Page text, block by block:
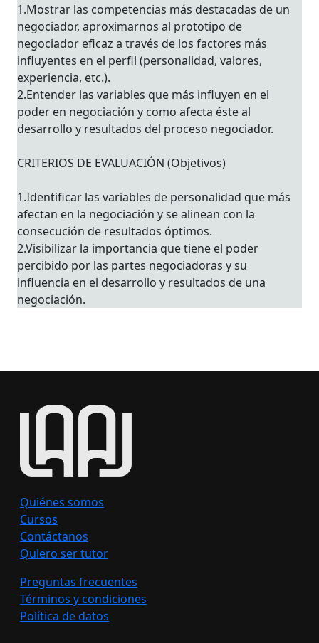
1.Mostrar las competencias más destacadas de un
negociador, aproximarnos al prototipo de
negociador eficaz a través de los factores más
influyentes en el perfil (personalidad, valores,
experiencia, etc.).
2.Entender las variables que más influyen en el
poder en negociación y como afecta éste al
desarrollo y resultados del proceso negociador.
CRITERIOS DE EVALUACIÓN (Objetivos)
1.Identificar las variables de personalidad que más
afectan en la negociación y se alinean con la
consecución de resultados óptimos.
2.Visibilizar la importancia que tiene el poder
percibido por las partes negociadoras y su
influencia en el desarrollo y resultados de una
negociación.
Quiénes somos
Cursos
Contáctanos
Quiero ser tutor
Preguntas frecuentes
Términos y condiciones
Política de datos